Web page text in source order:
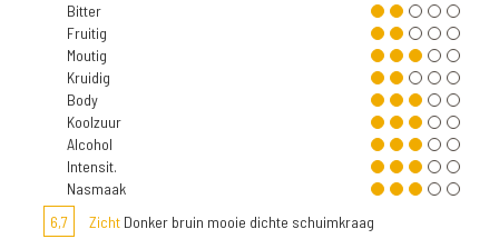
Bitter
Fruitig
Moutig
Kruidig
Body
Koolzuur
Alcohol
Intensit.
Nasmaak
6,7
Zicht Donker bruin mooie dichte schuimkraag